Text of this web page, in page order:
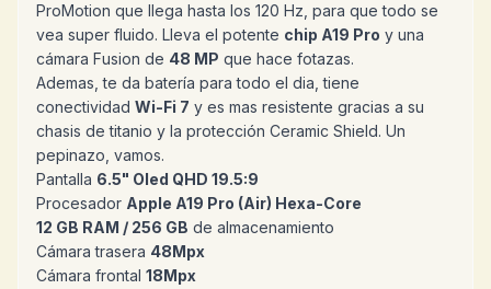
ProMotion que llega hasta los 120 Hz, para que todo se
vea super fluido. Lleva el potente chip A19 Pro y una
cámara Fusion de 48 MP que hace fotazas.
Ademas, te da batería para todo el dia, tiene
conectividad Wi-Fi 7 y es mas resistente gracias a su
chasis de titanio y la protección Ceramic Shield. Un
pepinazo, vamos.
Pantalla 6.5" Oled QHD 19.5:9
Procesador Apple A19 Pro (Air) Hexa-Core
12 GB RAM / 256 GB de almacenamiento
Cámara trasera 48Mpx
Cámara frontal 18Mpx